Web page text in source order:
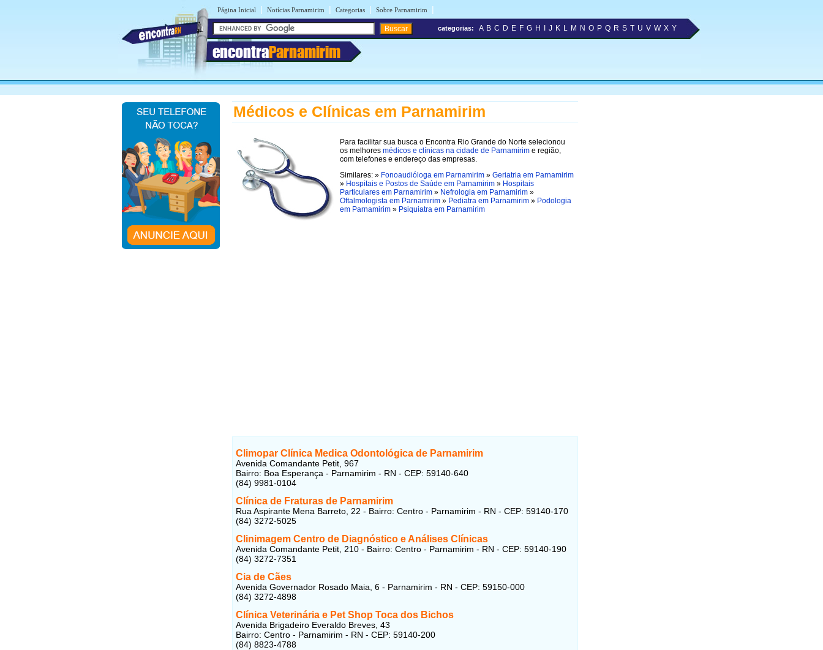
Página Inicial | Notícias Parnamirim | Categorias | Sobre Parnamirim |
encontraParnamirim
categorias: A B C D E F G H J K L M N O P Q R S T U V W X Y
Médicos e Clínicas em Parnamirim
Para facilitar sua busca o Encontra Rio Grande do Norte selecionou
os melhores médicos e clínicas na cidade de Parnamirim e região,
com telefones e endereço das empresas.
Similares: » Fonoaudióloga em Parnamirim » Geriatria em Parnamirim
» Hospitais e Postos de Saúde em Parnamirim » Hospitais
Particulares em Parnamirim » Nefrologia em Parnamirim »
Oftalmologista em Parnamirim » Pediatra em Parnamirim » Podologia
em Parnamirim » Psiquiatra em Parnamirim
Climopar Clínica Medica Odontológica de Parnamirim
Avenida Comandante Petit, 967
Bairro: Boa Esperança - Parnamirim - RN - CEP: 59140-640
(84) 9981-0104
Clínica de Fraturas de Parnamirim
Rua Aspirante Mena Barreto, 22 - Bairro: Centro - Parnamirim - RN - CEP: 59140-170
(84) 3272-5025
Clinimagem Centro de Diagnóstico e Análises Clínicas
Avenida Comandante Petit, 210 - Bairro: Centro - Parnamirim - RN - CEP: 59140-190
(84) 3272-7351
Cia de Cães
Avenida Governador Rosado Maia, 6 - Parnamirim - RN - CEP: 59150-000
(84) 3272-4898
Clínica Veterinária e Pet Shop Toca dos Bichos
Avenida Brigadeiro Everaldo Breves, 43
Bairro: Centro - Parnamirim - RN - CEP: 59140-200
(84) 8823-4788